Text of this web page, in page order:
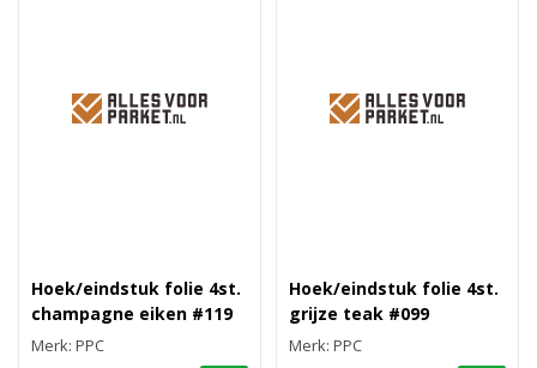
Hoek/eindstuk folie 4st.
champagne eiken #119
Merk: PPC
Hoek/eindstuk folie 4st.
grijze teak #099
Merk: PPC